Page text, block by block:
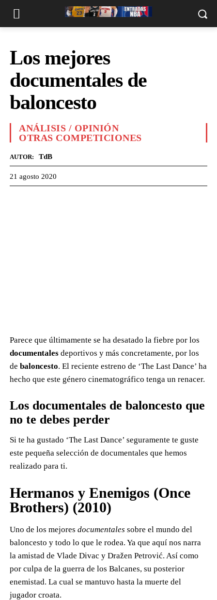
Los mejores
documentales de
baloncesto
ANÁLISIS / OPINIÓN
OTRAS COMPETICIONES
AUTOR: TdB
21 agosto 2020
Parece que últimamente se ha desatado la fiebre por los
documentales deportivos y más concretamente, por los
de baloncesto. El reciente estreno de ‘The Last Dance’ ha
hecho que este género cinematográfico tenga un renacer.
Los documentales de baloncesto que
no te debes perder
Si te ha gustado ‘The Last Dance’ seguramente te guste
este pequeña selección de documentales que hemos
realizado para ti.
Hermanos y Enemigos (Once
Brothers) (2010)
Uno de los mejores documentales sobre el mundo del
baloncesto y todo lo que le rodea. Ya que aquí nos narra
la amistad de Vlade Divac y Dražen Petrović. Así como
por culpa de la guerra de los Balcanes, su posterior
enemistad. La cual se mantuvo hasta la muerte del
jugador croata.